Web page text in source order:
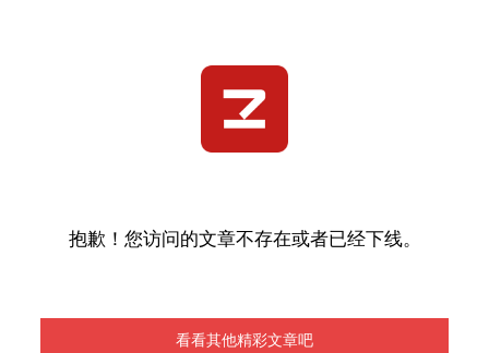
抱歉！您访问的文章不存在或者已经下线。
看看其他精彩文章吧